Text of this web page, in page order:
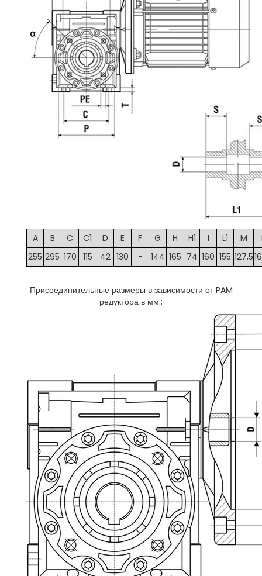
A B C C1 D E F G H H1 I L1 M
255 295 170 115 42 130 - 144 165 74 160 155 127,5
Присоединительные размеры в зависимости от PAM
редуктора в мм.: